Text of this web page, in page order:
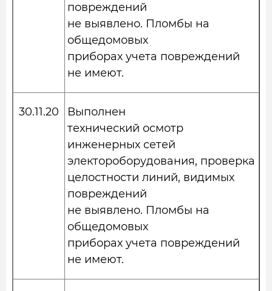
повреждений
не выявлено. Пломбы на
общедомовых
приборах учета повреждений
не имеют.
30.11.20
Выполнен
технический осмотр
инженерных сетей
электороборудования, проверка
целостности линий, видимых
повреждений
не выявлено. Пломбы на
общедомовых
приборах учета повреждений
не имеют.